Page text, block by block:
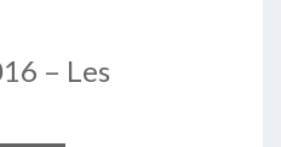
– Les